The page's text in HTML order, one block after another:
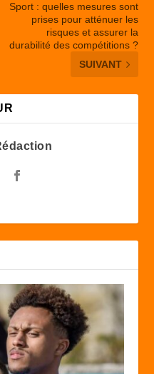
Sport : quelles mesures sont
prises pour atténuer les
risques et assurer la
durabilité des compétitions ?
SUIVANT